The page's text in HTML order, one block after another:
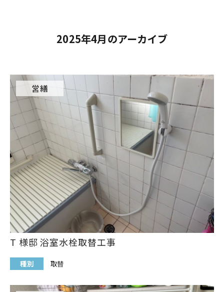
2025年4月のアーカイブ
営繕
T 様邸 浴室水栓取替工事
種別 取替